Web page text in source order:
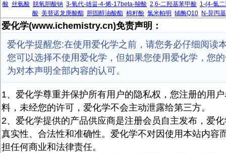
酸 丝氨酸 脱氧胆酸钠 3-氧代-雄甾-4-烯-17beta-羧酸 2,6-二羟基苯甲酸 1-(4-氯
酸 美替诺龙庚酸酯 胆固醇油酸酯 棉籽酚 氯米帕明 辅酶Q10 N-异丙
爱化学(www.ichemistry.cn)免责声明：
爱化学提醒您:在使用爱化学之前，请您务必仔细阅读
您可以选择不使用爱化学，但如果您使用爱化学，您
为对本声明全部内容的认可。
1、爱化学尊重并保护所有用户的隐私权，您注册的用
料，未经您的许可，爱化学不会主动泄露给第三方。
2、爱化学提供的产品供应商是注册会员自主发布，爱
真实性、合法性和准确性。爱化学不对因使用本站内容
担任何商业和法律责任。